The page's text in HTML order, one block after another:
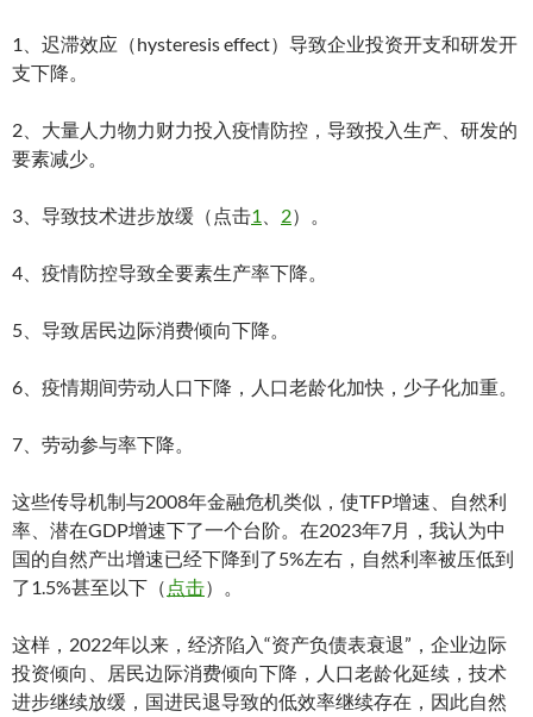
1、迟滞效应（hysteresis effect）导致企业投资开支和研发开
支下降。
2、大量人力物力财力投入疫情防控，导致投入生产、研发的
要素减少。
3、导致技术进步放缓（点击1 2）。
4、疫情防控导致全要素生产率下降。
5、导致居民边际消费倾向下降。
6、疫情期间劳动人口下降，人口老龄化加快，少子化加重。
7、劳动参与率下降。
这些传导机制与2008年金融危机类似，使TFP增速、自然利
率、潜在GDP增速下了一个台阶。在2023年7月，我认为中
国的自然产出增速已经下降到了5%左右，自然利率被压低到
了1.5%甚至以下（ 点击）。
这样，2022年以来，经济陷入“资产负债表衰退”，企业边际
投资倾向、居民边际消费倾向下降，人口老龄化延续，技术
进步继续放缓，国进民退导致的低效率继续存在，因此自然